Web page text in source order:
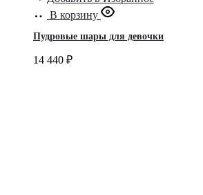
В корзину
Пудровые шары для девочки
14 440 ₽